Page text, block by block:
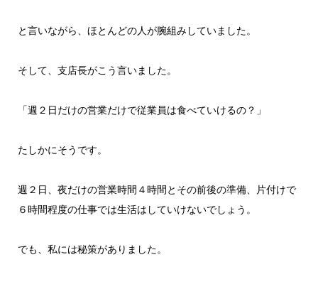
と言いながら、ほとんどの人が腕組みしていました。
そして、支店長がこう言いました。
「週２日だけの営業だけで従業員は食べていけるの？」
たしかにそうです。
週２日、夜だけの営業時間４時間とその前後の準備、片付けで
６時間程度の仕事では生活はしていけないでしょう。
でも、私には秘策がありました。